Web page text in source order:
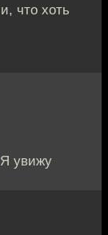
что хоть
увижу